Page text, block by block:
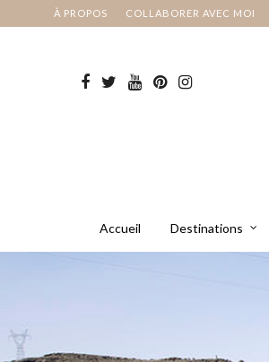
À PROPOS COLLABORER AVEC MOI
Accueil Destinations